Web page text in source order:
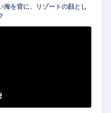
／月給25万円～
海を背に、リゾートの顔とし